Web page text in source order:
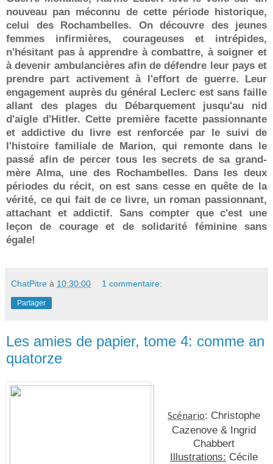
nouveau pan méconnu de cette période historique,
celui des Rochambelles. On découvre des jeunes
femmes infirmières, courageuses et intrépides,
n'hésitant pas à apprendre à combattre, à soigner et
à devenir ambulancières afin de défendre leur pays et
prendre part activement à l'effort de guerre. Leur
engagement auprèsdu général Leclerc est sans faille
allant des plages du Débarquement jusqu'au nid
d'aigle d'Hitler. Cette première facette passionnante
et addictive du livre est renforcée par le suivi de
l'histoire familiale de Marion, qui remonte dans le
passé afin de percer tous les secrets de sa grand-
mère Alma, une des Rochambelles. Dans les deux
périodes du récit, on est sans cesse en quête de la
vérité, ce qui fait de ce livre, un roman passionnant,
attachant et addictif. Sans compter que c'est une
leçon de courage et de solidarité fémininesans
égale!
ChatPitre à 10:30:00 1 commentaire:
Partager
Les amies de papier, tome 4: comme an
quatorze
Scénario: Christophe
Cazenove & Ingrid
Chabbert
Illustrations: Cécile